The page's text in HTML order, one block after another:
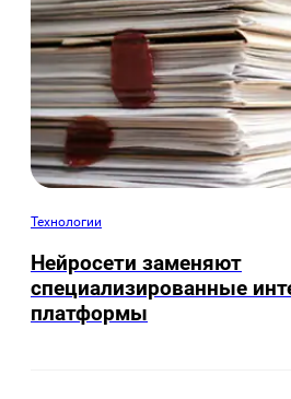
Технологии
Нейросети заменяют
специализированные
платформы